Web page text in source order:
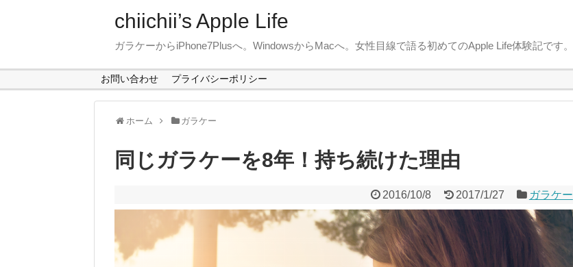
chiichii’s Apple Life
ガラケーからiPhone7Plusへ。WindowsからMacへ。女性目線で語る初めてのApple Life体験記です。
お問い合わせ プライバシーポリシー
ホーム ガラケー
同じガラケーを8年！持ち続けた理由
2016/10/8 2017/1/27 ガラケー